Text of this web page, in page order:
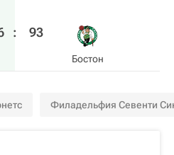
: 93
Бостон
Филадельфия Севенти